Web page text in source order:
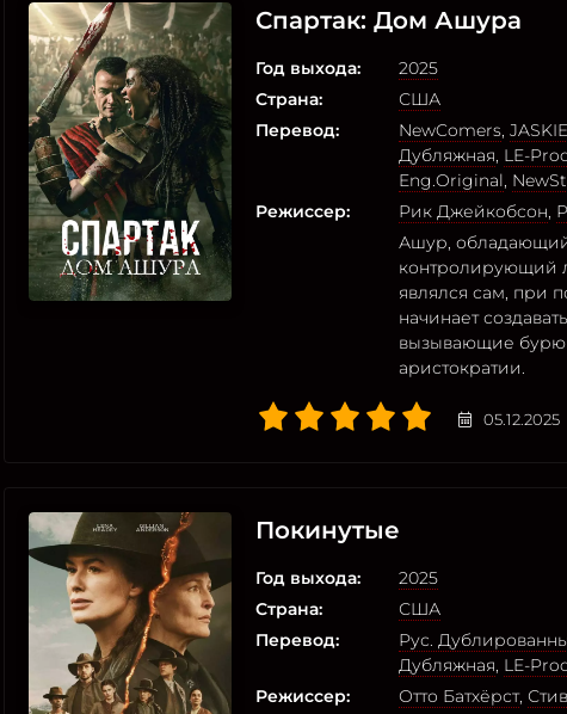
Спартак: Дом Ашура
Год выхода:
2025
Страна:
США
Перевод:
NewComers,
Дубляжная, LE-
Eng.Original,
Режиссер:
Рик Джейкобсон,
Ашур, обладающий
контролирующий
являлся сам, при
начинает
вызывающие бурю
аристократии.
05.12.2025
Покинутые
Год выхода:
2025
Страна:
США
Перевод:
Рус.
Дубляжная, LE-
Режиссер:
Отто Батхёрст,